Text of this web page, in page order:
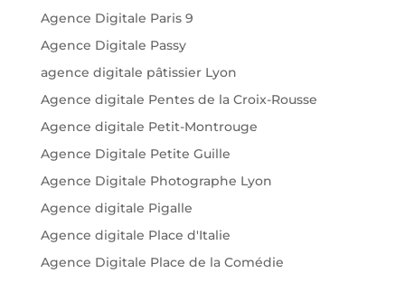
Agence Digitale Paris 9
Agence Digitale Passy
agence digitale pâtissier Lyon
Agence digitale Pentes de la Croix-Rousse
Agence digitale Petit-Montrouge
Agence Digitale Petite Guille
Agence Digitale Photographe Lyon
Agence digitale Pigalle
Agence digitale Place d'Italie
Agence Digitale Place de la Comédie